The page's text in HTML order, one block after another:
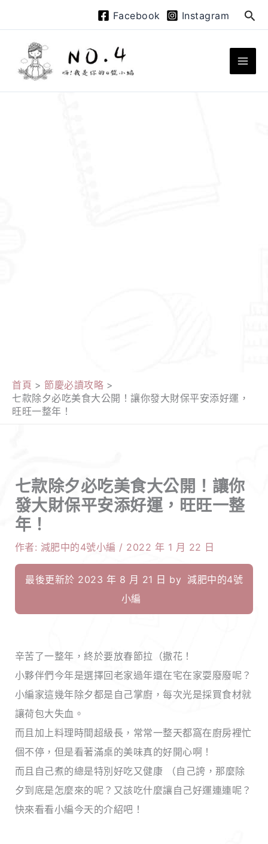
至
Facebook Instagram
搜
尋
首頁
節慶必讀攻略
七款除夕必吃美食大公開！讓你發大財保平安添好運，
旺旺一整年！
七款除夕必吃美食大公開！讓你
發大財保平安添好運，旺旺一整
年！
作者: 減肥中的4號小編 / 2022 年 1 月 22 日
最後更新於 2023 年 8 月 21 日 by 減肥中的4號
小編
辛苦了一整年，終於要放春節拉（撒花！
小夥伴們今年是選擇回老家過年還在宅在家耍廢廢呢？
小編家這幾年除夕都是自己掌廚，每次光是採買食材就
讓荷包大失血。
而且加上料理時間超級長，常常一整天都窩在廚房裡忙
個不停，但是看著滿桌的美味真的好開心啊！
而且自己煮的總是特別好吃又健康 （自己誇，那麼除
夕到底是怎麼來的呢？又該吃什麼讓自己好運連連呢？
快來看看小編今天的介紹吧！